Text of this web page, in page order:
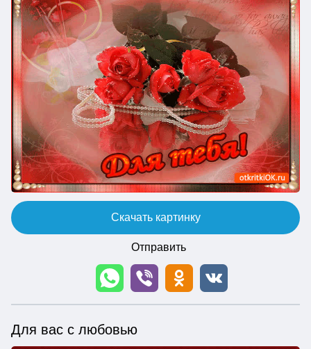
Скачать картинку
Отправить
Для вас с любовью